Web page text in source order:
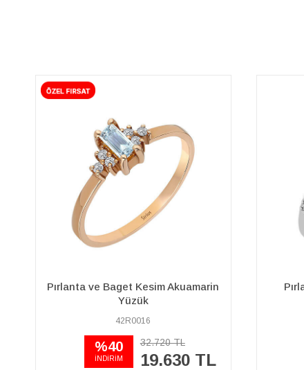
Pırlanta ve Damla Safir Taşlı
Anturaj Yüzük
15R0136
56.490 TL
39.540 TL